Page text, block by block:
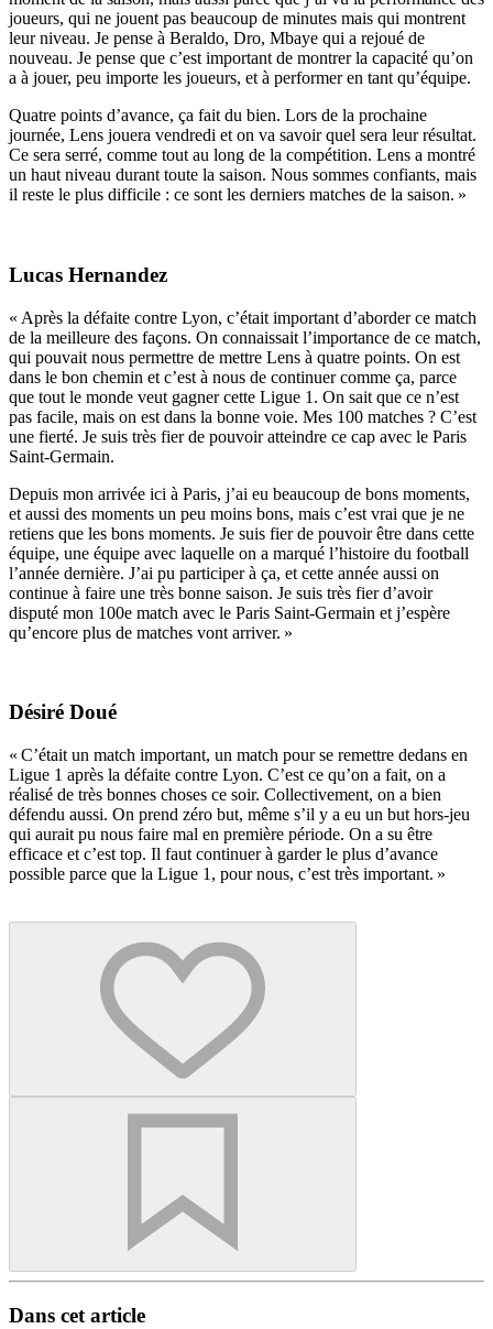
joueurs, qui ne jouent pas beaucoup de minutes mais qui montrent
leur niveau. Je pense à Beraldo, Dro, Mbaye qui a rejoué de
nouveau. Je pense que c’est important de montrer la capacité qu’on
a à jouer, peu importe les joueurs, et à performer en tant qu’équipe.
Quatre points d’avance, ça fait du bien. Lors de la prochaine
journée, Lens jouera vendredi et on va savoir quel sera leur résultat.
Ce sera serré, comme tout au long de la compétition. Lens a montré
un haut niveau durant toute la saison. Nous sommes confiants, mais
il reste le plus difficile : ce sont les derniers matches de la saison. »
Lucas Hernandez
« Après la défaite contre Lyon, c’était important d’aborder ce match
de la meilleure des façons. On connaissait l’importance de ce match,
qui pouvait nous permettre de mettre Lens à quatre points. On est
dans le bon chemin et c’est à nous de continuer comme ça, parce
que tout le monde veut gagner cette Ligue 1. On sait que ce n’est
pas facile, mais on est dans la bonne voie. Mes 100 matches ? C’est
une fierté. Je suis très fier de pouvoir atteindre ce cap avec le Paris
Saint-Germain.
Depuis mon arrivée ici à Paris, j’ai eu beaucoup de bons moments,
et aussi des moments un peu moins bons, mais c’est vrai que je ne
retiens que les bons moments. Je suis fier de pouvoir être dans cette
équipe, une équipe avec laquelle on a marqué l’histoire du football
l’année dernière. J’ai pu participer à ça, et cette année aussi on
continue à faire une très bonne saison. Je suis très fier d’avoir
disputé mon 100e match avec le Paris Saint-Germain et j’espère
qu’encore plus de matches vont arriver. »
Désiré Doué
« C’était un match important, un match pour se remettre dedans en
Ligue 1 après la défaite contre Lyon. C’est ce qu’on a fait, on a
réalisé de très bonnes choses ce soir. Collectivement, on a bien
défendu aussi. On prend zéro but, même s’il y a eu un but hors-jeu
qui aurait pu nous faire mal en première période. On a su être
efficace et c’est top. Il faut continuer à garder le plus d’avance
possible parce que la Ligue 1, pour nous, c’est très important. »
Dans cet article